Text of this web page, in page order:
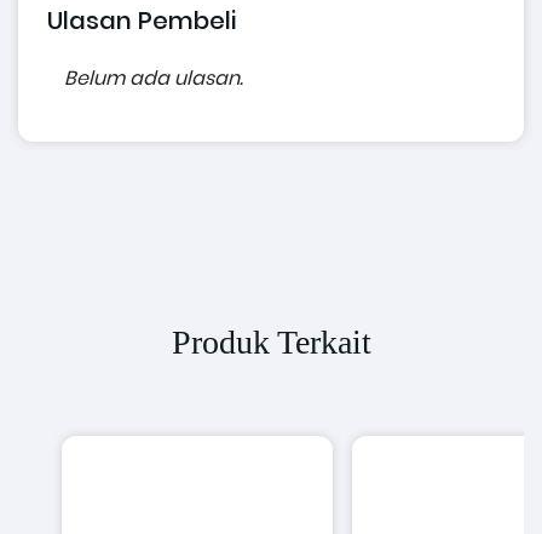
Ulasan Pembeli
Belum ada ulasan.
Produk Terkait